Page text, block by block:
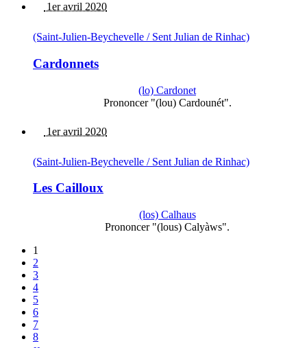
1er avril 2020
(Saint-Julien-Beychevelle / Sent Julian de Rinhac)
Cardonnets
(lo) Cardonet
Prononcer "(lou) Cardounét".
1er avril 2020
(Saint-Julien-Beychevelle / Sent Julian de Rinhac)
Les Cailloux
(los) Calhaus
Prononcer "(lous) Calyàws".
1
2
3
4
5
6
7
8